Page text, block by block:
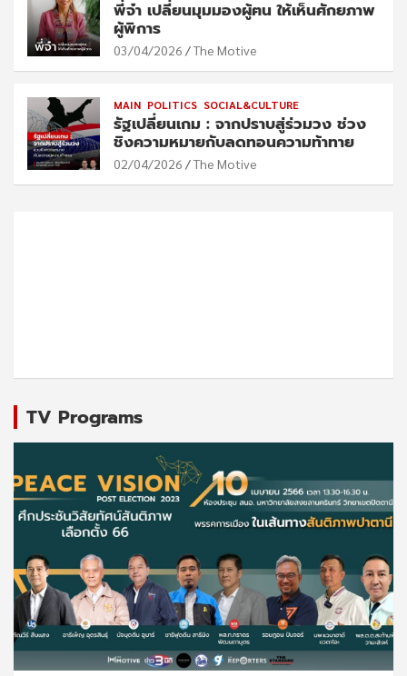
พี่จ๋า เปลี่ยนมุมมองผู้ฅน ให้เห็นศักยภาพ
ผู้พิการ
03/04/2026 The Motive
MAIN POLITICS SOCIAL&CULTURE
รัฐเปลี่ยนเกม : จากปราบสู่ร่วมวง ช่วง
ชิงความหมายกับลดทอนความท้าทาย
02/04/2026 The Motive
TV Programs